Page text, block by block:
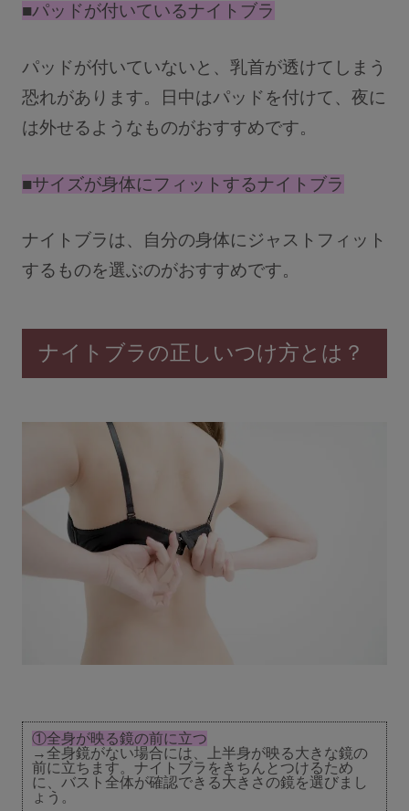
■パッドが付いているナイトブラ
パッドが付いていないと、乳首が透けてしまう
恐れがあります。日中はパッドを付けて、夜に
は外せるようなものがおすすめです。
■サイズが身体にフィットするナイトブラ
ナイトブラは、自分の身体にジャストフィット
するものを選ぶのがおすすめです。
ナイトブラの正しいつけ方とは？
①全身が映る鏡の前に立つ
→全身鏡がない場合には、上半身が映る大きな鏡の
前に立ちます。ナイトブラをきちんとつけるため
に、バスト全体が確認できる大きさの鏡を選びまし
ょう。